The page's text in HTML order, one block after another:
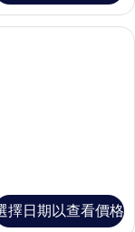
你吧、書桌、遮光布/窗
擇日期以查看價格